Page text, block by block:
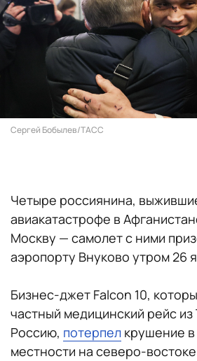
Сергей Бобылев/ТАСС
Четыре россиянина,
авиакатастрофе в
Москву — самолет с ними
аэропорту Внуково утром 26
Бизнес-джет Falcon 10,
частный медицинский рейс из
Россию, потерпел крушение
местности на северо-